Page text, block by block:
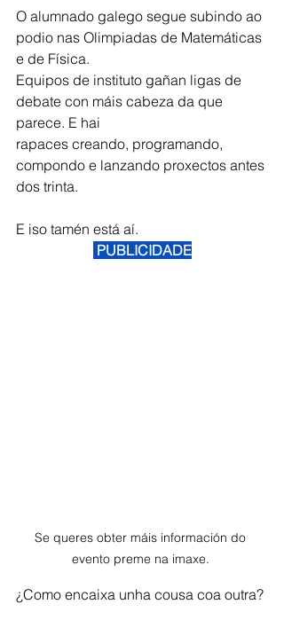
O alumnado galego segue subindo ao
podio nas Olimpiadas de Matemáticas
e de Física.
Equipos de instituto gañan ligas de
debate con máis cabeza da que
parece. E hai
rapaces creando, programando,
compondo e lanzando proxectos antes
dos trinta.
E iso tamén está aí.
PUBLICIDADE
Se queres obter máis información do
evento preme na imaxe.
¿Como encaixa unha cousa coa outra?